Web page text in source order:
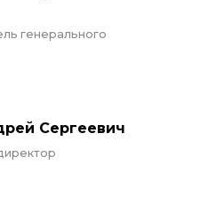
закупок
генерального
Сергеевич